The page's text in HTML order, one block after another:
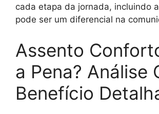
cada etapa da jornada, incluindo
pode ser um diferencial na
Assento
a Pena? Análise
Benefício